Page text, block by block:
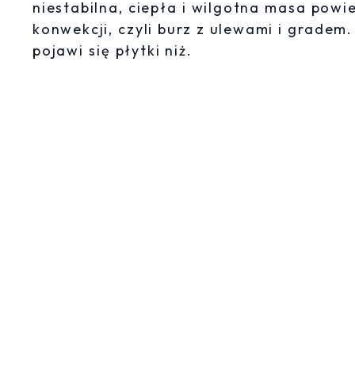
niestabilna, ciepła i wilgotna masa
konwekcji, czyli burz z ulewami i
pojawi się płytki niż.